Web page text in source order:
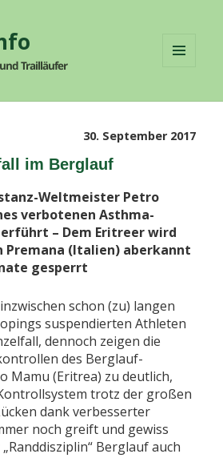
Trailläufer
WIDGETS
Veröffentlicht
30. September 2017
im Berglauf
Weltmeister Petro
verbotenen Asthma-
– Dem Eritreer wird
Premana (Italien) aberkannt
gesperrt
schon (zu) langen
suspendierten Athleten
dennoch zeigen die
des Berglauf-
Mamu (Eritrea) zu deutlich,
trotz der großen
dank verbesserter
noch greift und gewiss
Berglauf auch